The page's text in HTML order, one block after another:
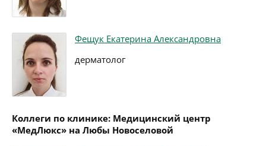
Фещук Екатерина Александровна
дерматолог
Коллеги по клинике: Медицинский центр
«МедЛюкс» на Любы Новоселовой